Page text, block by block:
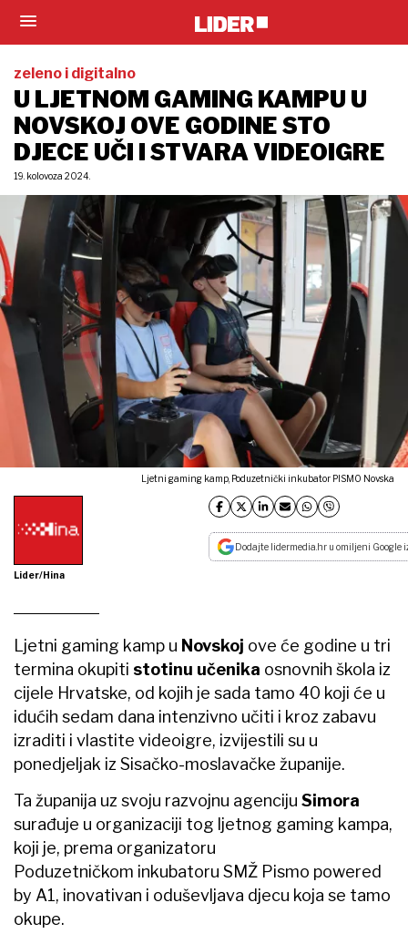
zeleno i digitalno
U LJETNOM GAMING KAMPU U
NOVSKOJ OVE GODINE STO
DJECE UČI I STVARA VIDEOIGRE
19. kolovoza 2024.
Ljetni gaming kamp, Poduzetnički inkubator PISMO Novska
Lider/Hina
Dodajte lidermedia.hr u omiljeni Google
Ljetni gaming kamp u Novskoj ove će godine u tri
termina okupiti stotinu učenika osnovnih škola iz
cijele Hrvatske, od kojih je sada tamo 40 koji će u
idućih sedam dana intenzivno učiti i kroz zabavu
izraditi i vlastite videoigre, izvijestili su u
ponedjeljak iz Sisačko-moslavačke županije.
Ta županija uz svoju razvojnu agenciju Simora
surađuje u organizaciji tog ljetnog gaming kampa,
koji je, prema organizatoru
Poduzetničkom inkubatoru SMŽ Pismo powered
by A1, inovativan i oduševljava djecu koja se tamo
okupe.